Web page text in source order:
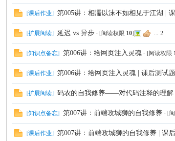
[课后作业] 第005讲：相濡以沫不如相见于江湖 |
[扩展阅读] 延迟 vs 异步 - [阅读权限 10] ... 2
[知识点备忘] 第006讲：给网页注入灵魂 - [阅读权限
[课后作业] 第006讲：给网页注入灵魂 | 课后测试
[扩展阅读] 码农的自我修养——对代码注释的理解
[知识点备忘] 第007讲：前端攻城狮的自我修养 - [
[课后作业] 第007讲：前端攻城狮的自我修养 | 课